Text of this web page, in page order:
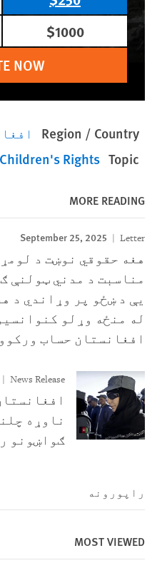
$1000
NOW
Region / Country
Topic
Children's Rights
MORE READING
September 25, 2025 Letter
هغه حقوقي نوښت د
مناسبت د مدني ټولنې
يې د ښځو پر وړاندي د
افغانستان حساب
News Release
ناوړه
ګواښونو
راپورونه
MOST VIEWED